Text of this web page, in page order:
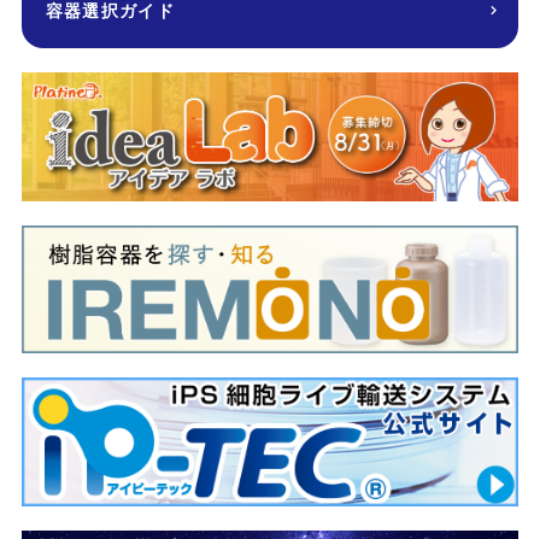
容器選択ガイド